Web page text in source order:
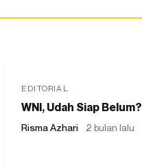
EDITORIAL
WNI, Udah Siap Belum?
Risma Azhari 2 bulan lalu